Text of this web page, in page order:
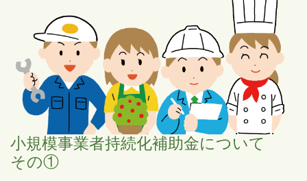
小規模事業者持続化補助金について
その①